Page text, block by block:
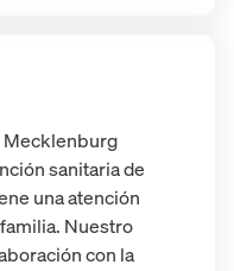
Mecklenburg
sanitaria de
una atención
Nuestro
con la